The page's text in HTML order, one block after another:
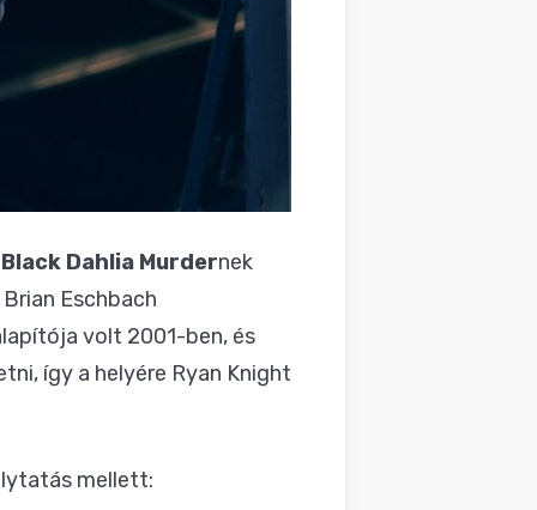
Dahlia Murdernek
Eschbach
volt 2001-ben, és
így a helyére Ryan Knight
mellett: